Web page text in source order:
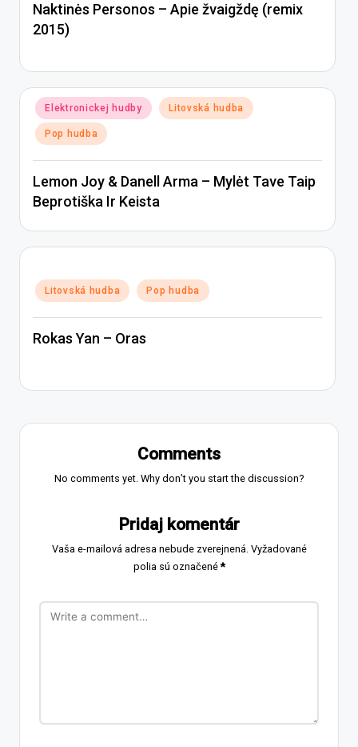
Naktinės Personos – Apie žvaigždę (remix
2015)
Posted
in
Elektronickej hudby Litovská hudba
Pop hudba
Lemon Joy & Danell Arma – Mylėt Tave Taip
Beprotiška Ir Keista
Posted
in
Litovská hudba Pop hudba
Rokas Yan – Oras
Comments
No comments yet. Why don’t you start the discussion?
Pridaj komentár
Vaša e-mailová adresa nebude zverejnená. Vyžadované
polia sú označené*